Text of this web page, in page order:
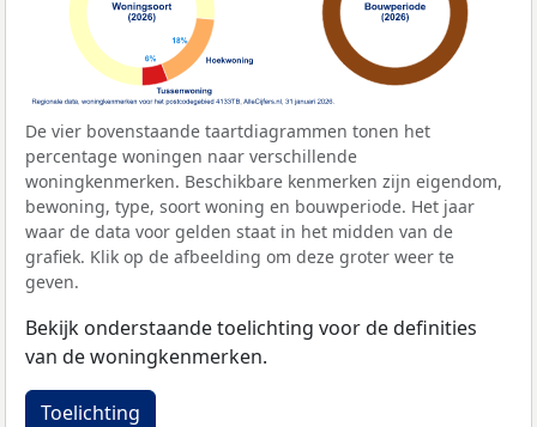
De vier bovenstaande taartdiagrammen tonen het
percentage woningen naar verschillende
woningkenmerken. Beschikbare kenmerken zijn eigendom,
bewoning, type, soort woning en bouwperiode. Het jaar
waar de data voor gelden staat in het midden van de
grafiek. Klik op de afbeelding om deze groter weer te
geven.
Bekijk onderstaande toelichting voor de definities
van de woningkenmerken.
Toelichting